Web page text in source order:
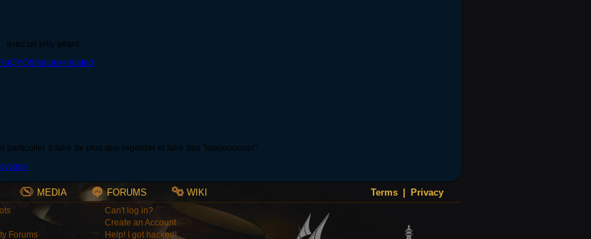
avec un jelly géant .
.
particulier à faire de plus que regarder et faire des "loooooooool"
Terms Privacy
MEDIA FORUMS WIKI
Forums
Can't log in?
Create an Account
Help! I got hacked!